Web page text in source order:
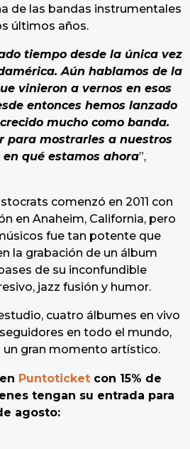
de las bandas instrumentales
últimos años.
tiempo desde la única vez
Aún hablamos de la
vinieron a vernos en esos
entonces hemos lanzado
mucho como banda.
para mostrarles a nuestros
qué estamos ahora”,
comenzó en 2011 con
en Anaheim, California, pero
fue tan potente que
la grabación de un álbum
de su inconfundible
jazz fusión y humor.
cuatro álbumes en vivo
en todo el mundo,
un gran momento artístico.
Puntoticket con 15% de
tengan su entrada para
agosto: